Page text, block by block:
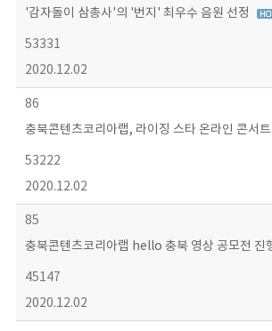
'감자돌이 삼총사'의 '번지' 최우수 음원 선정
53331
2020.12.02
86
충북콘텐츠코리아랩, 라이징 스타 온라인 콘서트
53222
2020.12.02
85
충북콘텐츠코리아랩 hello 충북 영상 공모전 진
45147
2020.12.02